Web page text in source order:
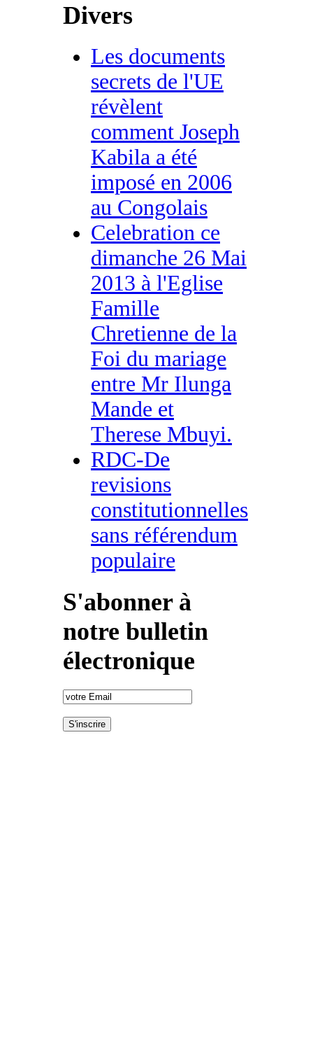
Divers
Les documents
secrets de l'UE
révèlent
comment Joseph
Kabila a été
imposé en 2006
au Congolais
Celebration ce
dimanche 26 Mai
2013 à l'Eglise
Famille
Chretienne de la
Foi du mariage
entre Mr Ilunga
Mande et
Therese Mbuyi.
RDC-De
revisions
constitutionnelles
sans référendum
populaire
S'abonner à
notre bulletin
électronique